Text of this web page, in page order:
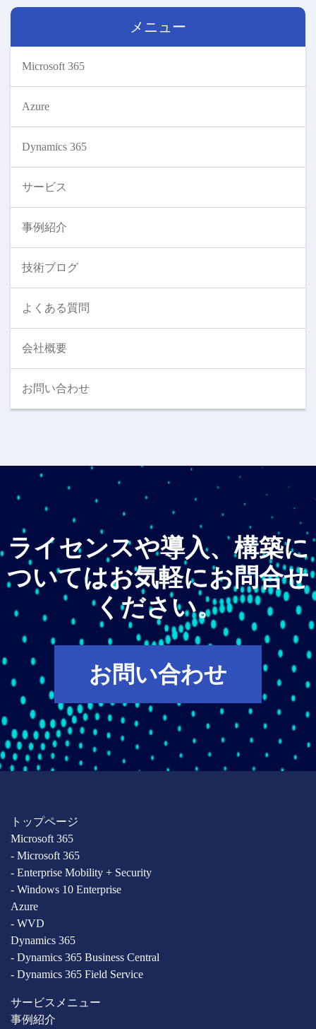
メニュー
Microsoft 365
Azure
Dynamics 365
サービス
事例紹介
技術ブログ
よくある質問
会社概要
お問い合わせ
ライセンスや導入、構築に
ついてはお気軽にお問合せ
ください。
お問い合わせ
トップページ
Microsoft 365
- Microsoft 365
- Enterprise Mobility + Security
- Windows 10 Enterprise
Azure
- WVD
Dynamics 365
- Dynamics 365 Business Central
- Dynamics 365 Field Service
サービスメニュー
事例紹介